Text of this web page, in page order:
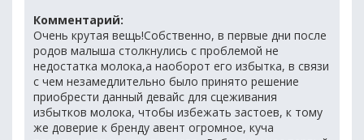
Комментарий:
Очень крутая вещь!Собственно, в первые дни после
родов малыша столкнулись с проблемой не
недостатка молока,а наоборот его избытка, в связи
с чем незамедлительно было принято решение
приобрести данный девайс для сцеживания
избытков молока, чтобы избежать застоев, к тому
же доверие к бренду авент огромное, куча